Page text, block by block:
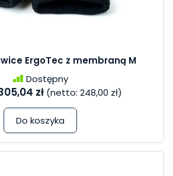
ErgoTec z membraną M
Dostępny
zł (netto: 248,00 zł)
Do koszyka